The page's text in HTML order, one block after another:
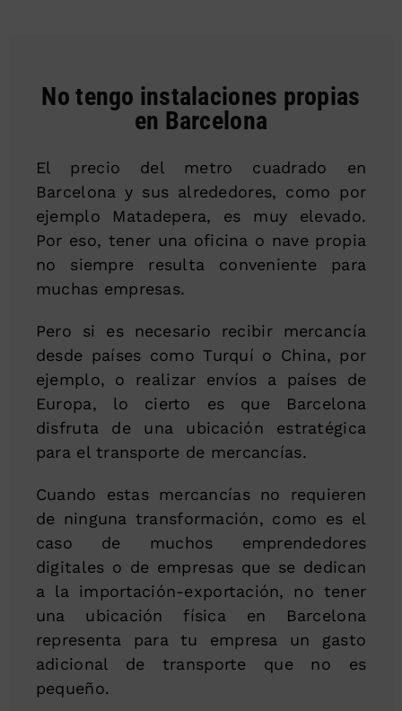
No tengo instalaciones propias
en Barcelona
El precio del metro cuadrado en
Barcelona y sus alrededores, como por
ejemplo Matadepera, es muy elevado.
Por eso, tener una oficina o nave propia
no siempre resulta conveniente para
muchas empresas.
Pero si es necesario recibir mercancía
desde países como Turquí o China, por
ejemplo, o realizar envíos a países de
Europa, lo cierto es que Barcelona
disfruta de una ubicación estratégica
para el transporte de mercancías.
Cuando estas mercancías no requieren
de ninguna transformación, como es el
caso de muchos emprendedores
digitales o de empresas que se dedican
a la importación-exportación, no tener
una ubicación física en Barcelona
representa para tu empresa un gasto
adicional de transporte que no es
pequeño.